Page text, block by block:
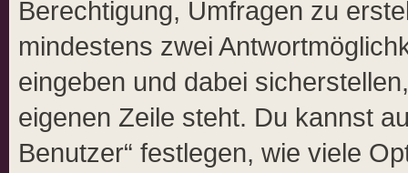
Berechtigung, Umfragen zu
mindestens zwei
eingeben und dabei
eigenen Zeile steht. Du kannst
Benutzer“ festlegen, wie viele